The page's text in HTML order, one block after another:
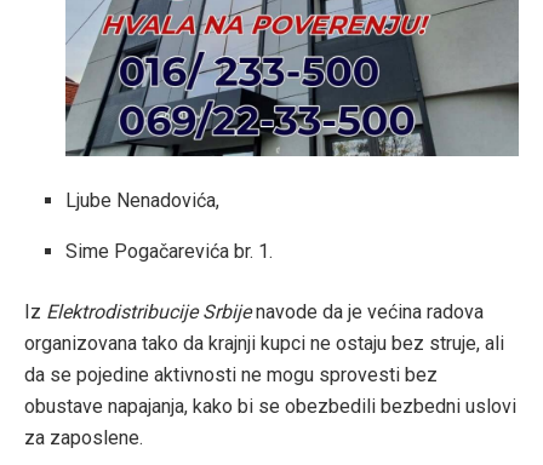
Ljube Nenadovića,
Sime Pogačarevića br. 1.
Iz Elektrodistribucije Srbijenavode da je većina radova
organizovana tako da krajnji kupci ne ostaju bez struje, ali
da se pojedine aktivnosti ne mogu sprovesti bez
obustave napajanja, kako bi se obezbedili bezbedni uslovi
za zaposlene.